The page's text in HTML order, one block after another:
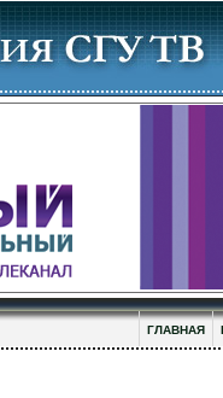
ГЛАВНАЯ